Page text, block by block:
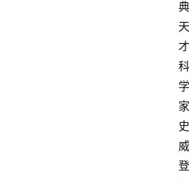
典
天
才
科
学
家
史
威
登